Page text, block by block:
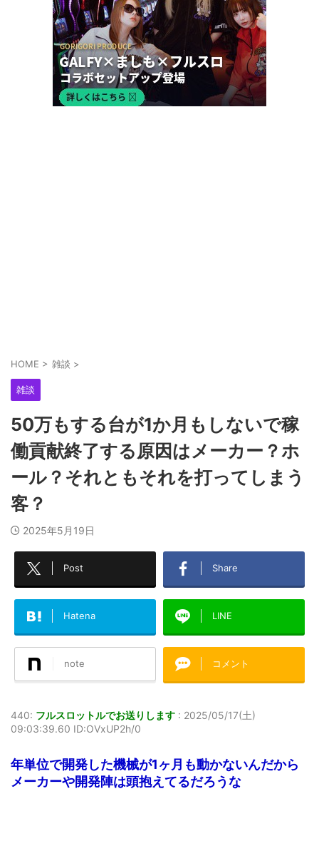
HOME > 雑談 >
雑談
50万もする台が1か月もしないで稼
働貢献終了する原因はメーカー？ホ
ール？それともそれを打ってしまう
客？
2025年5月19日
Post Share
Hatena LINE
note コメント
440: フルスロットルでお送りします : 2025/05/17(土)
09:03:39.60 ID:OVxUP2h/0
年単位で開発した機械が1ヶ月も動かないんだから
メーカーや開発陣は頭抱えてるだろうな